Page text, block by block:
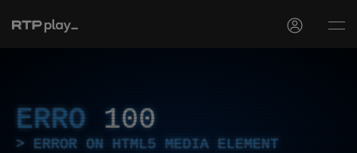
ERRO 100
ERROR ON HTML5 MEDIA ELEMENT